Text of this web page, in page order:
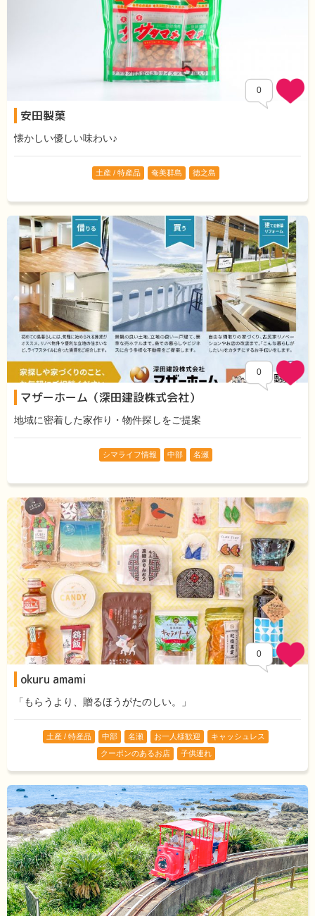
0
安田製菓
懐かしい優しい味わい♪
土産 / 特産品 奄美群島 徳之島
0
マザーホーム（深田建設株式会社）
地域に密着した家作り・物件探しをご提案
シマライフ情報 中部 名瀬
0
okuru amami
「もらうより、贈るほうがたのしい。」
土産 / 特産品 中部 名瀬 お一人様歓迎
キャッシュレス
クーポンのあるお店
子供連れ